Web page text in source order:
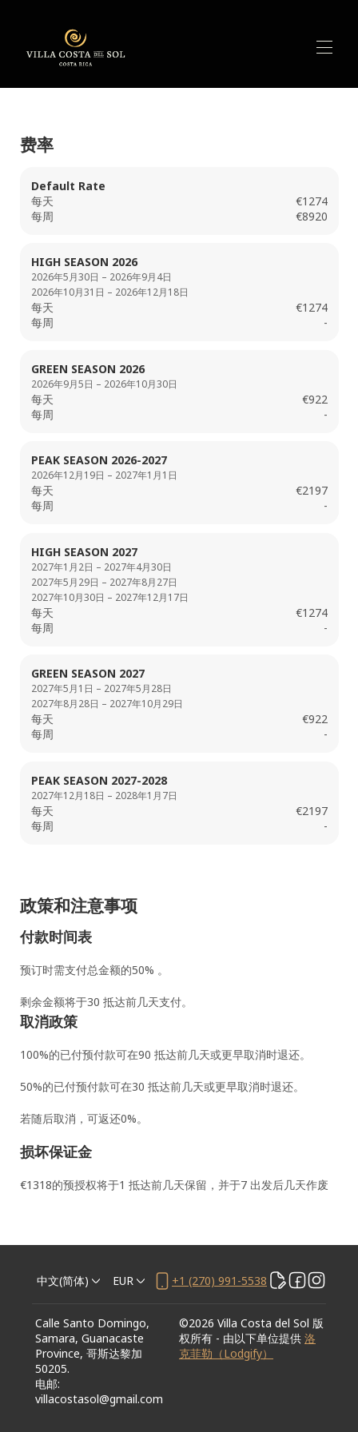
费率
Default Rate
每天
€1274
每周
€8920
HIGH SEASON 2026
2026年5月30日 – 2026年9月4日
2026年10月31日 – 2026年12月18日
每天
€1274
每周
-
GREEN SEASON 2026
2026年9月5日 – 2026年10月30日
每天
€922
每周
-
PEAK SEASON 2026-2027
2026年12月19日 – 2027年1月1日
每天
€2197
每周
-
HIGH SEASON 2027
2027年1月2日 – 2027年4月30日
2027年5月29日 – 2027年8月27日
2027年10月30日 – 2027年12月17日
每天
€1274
每周
-
GREEN SEASON 2027
2027年5月1日 – 2027年5月28日
2027年8月28日 – 2027年10月29日
每天
€922
每周
-
PEAK SEASON 2027-2028
2027年12月18日 – 2028年1月7日
每天
€2197
每周
-
政策和注意事项
付款时间表
预订时需支付总金额的50% 。
剩余金额将于30 抵达前几天支付。
取消政策
100%的已付预付款可在90 抵达前几天或更早取消时退还。
50%的已付预付款可在30 抵达前几天或更早取消时退还。
若随后取消，可返还0%。
损坏保证金
€1318的预授权将于1 抵达前几天保留，并于7 出发后几天作废
中文(简体) EUR +1 (270) 991-5538
Calle Santo Domingo,
Samara, Guanacaste
Province, 哥斯达黎加
50205.
电邮:
villacostasol@gmail.com
©2026 Villa Costa del Sol 版
权所有 - 由以下单位提供 洛
克菲勒（Lodgify）